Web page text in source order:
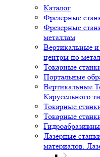
Каталог
Фрезерные
Фрезерные
металлам
Вертикальные
центры по
Токарные
Портальные
Вертикальные
Карусельного
Токарные
Токарные
Лазерные
материалов.